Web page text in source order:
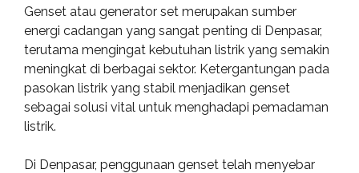
Genset atau generator set merupakan sumber
energi cadangan yang sangat penting di Denpasar,
terutama mengingat kebutuhan listrik yang semakin
meningkat di berbagai sektor. Ketergantungan pada
pasokan listrik yang stabil menjadikan genset
sebagai solusi vital untuk menghadapi pemadaman
listrik.
Di Denpasar, penggunaan genset telah menyebar